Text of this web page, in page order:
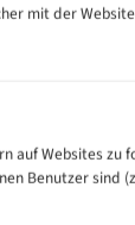
25 - 50
35 - 70
mit der
Websites zu
Benutzer sind